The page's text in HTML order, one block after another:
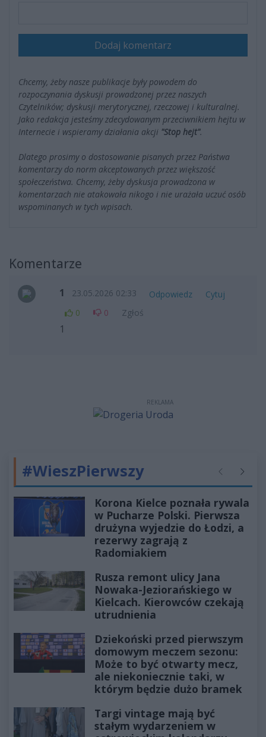
Dodaj komentarz
Chcemy, żeby nasze publikacje były powodem do
rozpoczynania dyskusji prowadzonej przez naszych
Czytelników; dyskusji merytorycznej, rzeczowej i kulturalnej.
Jako redakcja jesteśmy zdecydowanym przeciwnikiem hejtu w
Internecie i wspieramy działania akcji "Stop hejt".
Dlatego prosimy o dostosowanie pisanych przez Państwa
komentarzy do norm akceptowanych przez większość
społeczeństwa. Chcemy, żeby dyskusja prowadzona w
komentarzach nie atakowała nikogo i nie urażała uczuć osób
wspominanych w tych wpisach.
Komentarze
1 23.05.2026 02:33 Odpowiedz
Cytuj
0
0 Zgłoś
1
REKLAMA
#WieszPierwszy Poprzednie
Korona Kielce poznała rywala
w Pucharze Polski. Pierwsza
drużyna wyjedzie do Łodzi, a
rezerwy zagrają z
Radomiakiem
Rusza remont ulicy Jana
Nowaka-Jeziorańskiego w
Kielcach. Kierowców czekają
utrudnienia
Dziekoński przed pierwszym
domowym meczem sezonu:
Może to być otwarty mecz,
ale niekoniecznie taki, w
którym będzie dużo bramek
Targi vintage mają być
stałym wydarzeniem w